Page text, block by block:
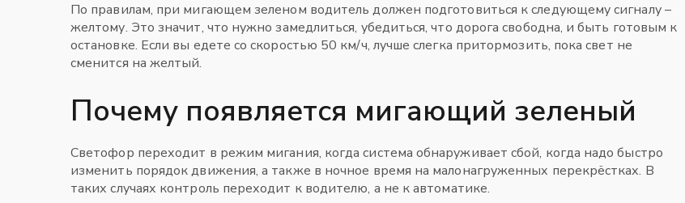
По правилам, при мигающем зеленом водитель должен подготовиться к следующему сигналу –
желтому. Это значит, что нужно замедлиться, убедиться, что дорога свободна, и быть готовым к
остановке. Если вы едете со скоростью 50 км/ч, лучше слегка притормозить, пока свет не
сменится на желтый.
Почему появляется мигающий зеленый
Светофор переходит в режим мигания, когда система обнаруживает сбой, когда надо быстро
изменить порядок движения, а также в ночное время на малонагруженных перекрёстках. В
таких случаях контроль переходит к водителю, а не к автоматике.